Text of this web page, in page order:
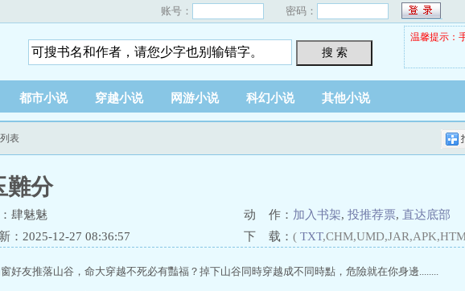
账号： 密码：
搜 索
温馨提示：
都市小说 穿越小说 网游小说 科幻小说 其他小说
表
難分
肆魅魅 动 作： 加入书架, 投推荐票, 直达底部
：2025-12-27 08:36:57
下 载： ( TXT
好友推落山谷，命大穿越不死必有豔福？掉下山谷同時穿越成不同時點，危險就在你身邊........